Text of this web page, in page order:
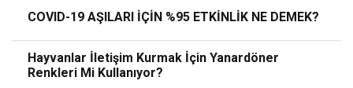
COVID-19 AŞILARI İÇİN %95 ETKİNLİK NE DEMEK?
Hayvanlar İletişim Kurmak İçin Yanardöner
Renkleri Mi Kullanıyor?